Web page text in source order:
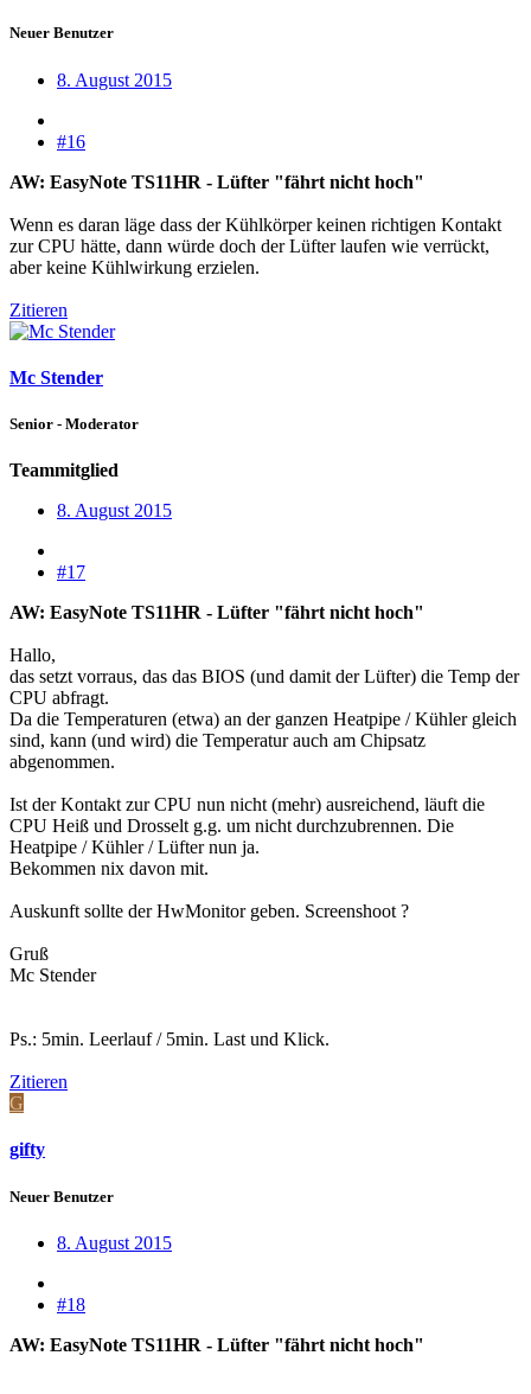
Neuer Benutzer
8. August 2015
#16
AW: EasyNote TS11HR - Lüfter "fährt nicht hoch"
Wenn es daran läge dass der Kühlkörper keinen richtigen Kontakt
zur CPU hätte, dann würde doch der Lüfter laufen wie verrückt,
aber keine Kühlwirkung erzielen.
Zitieren
Mc Stender
Senior - Moderator
Teammitglied
8. August 2015
#17
AW: EasyNote TS11HR - Lüfter "fährt nicht hoch"
Hallo,
das setzt vorraus, das das BIOS (und damit der Lüfter) die Temp der
CPU abfragt.
Da die Temperaturen (etwa) an der ganzen Heatpipe / Kühler gleich
sind, kann (und wird) die Temperatur auch am Chipsatz
abgenommen.
Ist der Kontakt zur CPU nun nicht (mehr) ausreichend, läuft die
CPU Heiß und Drosselt g.g. um nicht durchzubrennen. Die
Heatpipe / Kühler / Lüfter nun ja.
Bekommen nix davon mit.
Auskunft sollte der HwMonitor geben. Screenshoot ?
Gruß
Mc Stender
Ps.: 5min. Leerlauf / 5min. Last und Klick.
Zitieren
G
gifty
Neuer Benutzer
8. August 2015
#18
AW: EasyNote TS11HR - Lüfter "fährt nicht hoch"